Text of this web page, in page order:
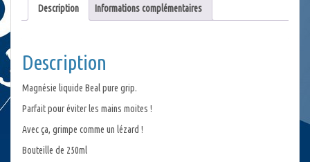
Description Informations complémentaires
Description
Magnésie liquide Beal pure grip.
Parfait pour éviter les mains moites !
Avec ça, grimpe comme un lézard !
Bouteille de 250ml